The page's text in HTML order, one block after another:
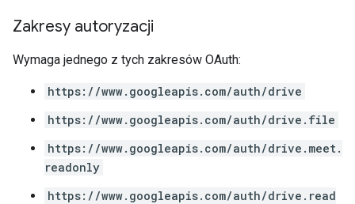
Zakresy autoryzacji
Wymaga jednego z tych zakresów OAuth:
https://www.googleapis.com/auth/drive
https://www.googleapis.com/auth/drive.file
https://www.googleapis.com/auth/drive.meet.
readonly
https://www.googleapis.com/auth/drive.read